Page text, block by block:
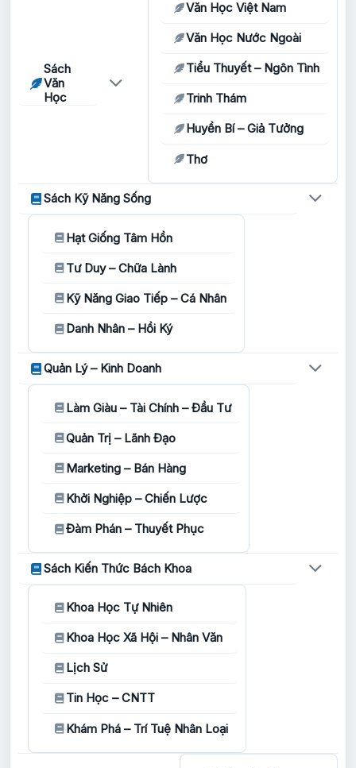
Sách
Văn
Học
Văn Học Việt Nam
Văn Học Nước Ngoài
Tiểu Thuyết – Ngôn Tình
Trinh Thám
Huyền Bí – Giả Tưởng
Thơ
Sách Kỹ Năng Sống
Hạt Giống Tâm Hồn
Tư Duy – Chữa Lành
Kỹ Năng Giao Tiếp – Cá Nhân
Danh Nhân – Hồi Ký
Quản Lý – Kinh Doanh
Làm Giàu – Tài Chính – Đầu Tư
Quản Trị – Lãnh Đạo
Marketing – Bán Hàng
Khởi Nghiệp – Chiến Lược
Đàm Phán – Thuyết Phục
Sách Kiến Thức Bách Khoa
Khoa Học Tự Nhiên
Khoa Học Xã Hội – Nhân Văn
Lịch Sử
Tin Học – CNTT
Khám Phá – Trí Tuệ Nhân Loại